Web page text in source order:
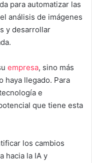
para automatizar las
análisis de imágenes
y desarrollar
empresa, sino más
haya llegado. Para
e
que tiene esta
los cambios
hacia la IA y